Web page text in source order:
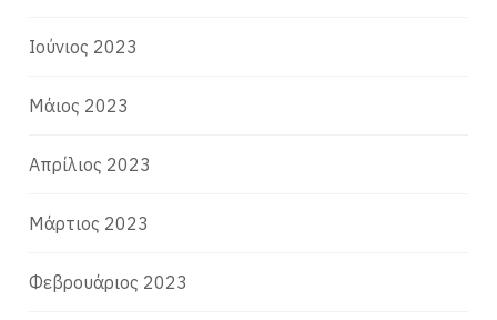
Ιούνιος 2023
Μάιος 2023
Απρίλιος 2023
Μάρτιος 2023
Φεβρουάριος 2023